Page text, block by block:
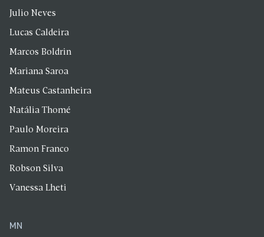
Julio Neves
Lucas Caldeira
Marcos Boldrin
Mariana Saroa
Mateus Castanheira
Natália Thomé
Paulo Moreira
Ramon Franco
Robson Silva
Vanessa Lheti
MN